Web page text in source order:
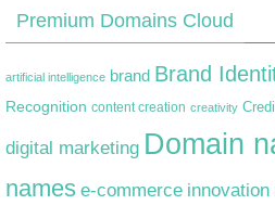
Premium Domains Cloud
artificial intelligence brand Brand
Recognition content creation creativity
digital marketing Domain
names e-commerce innovation